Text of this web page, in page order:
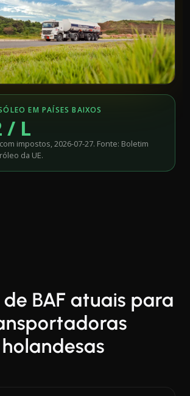
EM PAÍSES BAIXOS
/ L
impostos, 2026-07-27. Fonte: Boletim
da UE.
BAF atuais para
holandesas